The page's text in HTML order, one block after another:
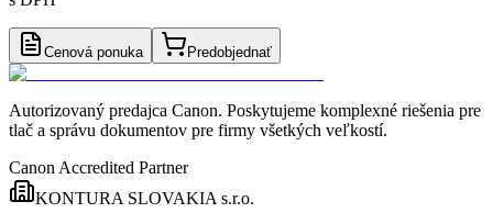
Cenová ponuka Predobjednať
Autorizovaný predajca Canon. Poskytujeme komplexné riešenia pre
tlač a správu dokumentov pre firmy všetkých veľkostí.
Canon Accredited Partner
KONTURA SLOVAKIA s.r.o.